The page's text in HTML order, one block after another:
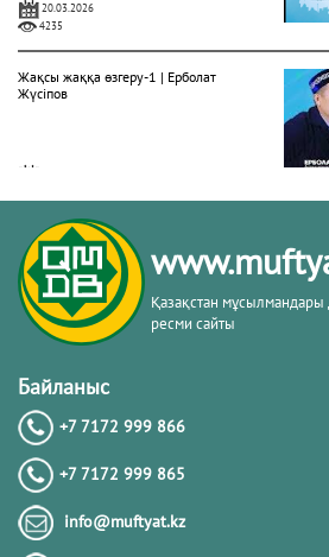
20.03.2026
4235
Жақсы жаққа өзгеру-1 | Ерболат
Жүсіпов
Жүрек сырлары 2-дәріс. Тәубе
тақырыбы. Әр-рисала әл-Қушайрия
кітабы негізінде
20.02.2026
Әдепсіздік иманның әлсіздігіне дәлел
｜ Ерболат Жүсіпов
20.02.2026
4121
Қазақстан
ресми сайты
Байланыс
+7 7172 999 866
+7 7172 999 865
info@muftyat.kz